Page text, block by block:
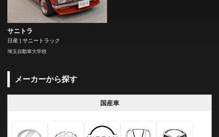
サニトラ
日産 | サニートラック
埼玉自動車大学校
メーカーから探す
国産車